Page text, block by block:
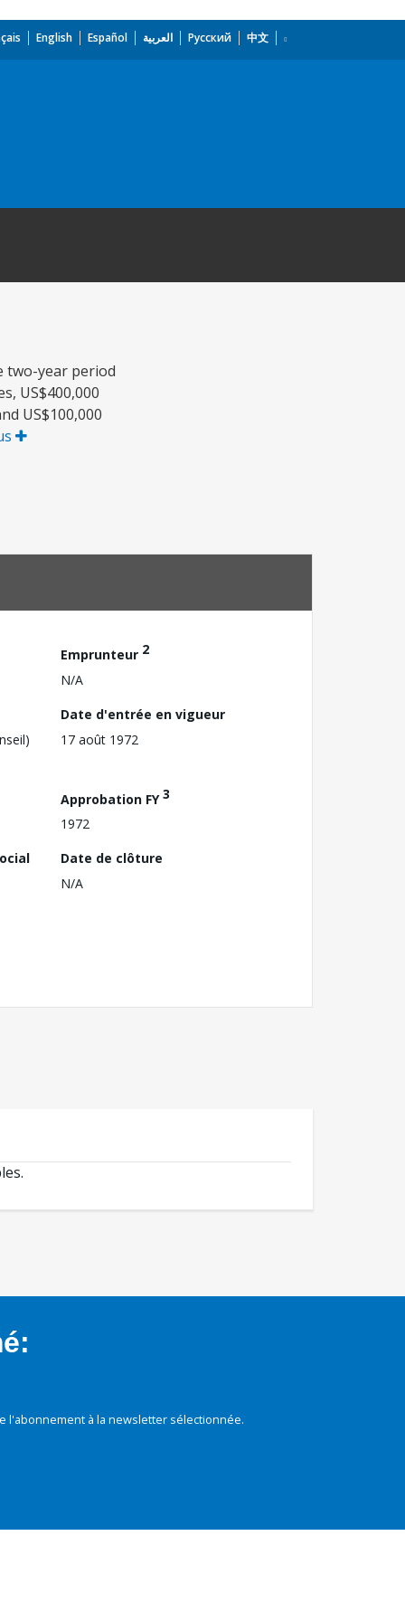
English Español العربية Русский 中文
two-year period
US$400,000
US$100,000
Emprunteur 2
N/A
Date d'entrée en vigueur
17 août 1972
Approbation FY3
1972
Date de clôture
N/A
à la newsletter sélectionnée.